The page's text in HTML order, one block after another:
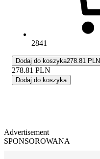
2841
Dodaj do koszyka278.81 PLN
278.81 PLN
Dodaj do koszyka
Advertisement
SPONSOROWANA